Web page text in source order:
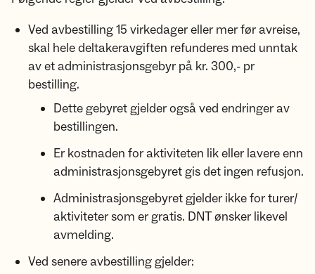
Ved avbestilling 15 virkedager eller mer før avreise,
skal hele deltakeravgiften refunderes med unntak
av et administrasjonsgebyr på kr. 300,- pr
bestilling.
Dette gebyret gjelder også ved endringer av
bestillingen.
Er kostnaden for aktiviteten lik eller lavere enn
administrasjonsgebyret gis det ingen refusjon.
Administrasjonsgebyret gjelder ikke for turer/
aktiviteter som er gratis. DNT ønsker likevel
avmelding.
Ved senere avbestilling gjelder: